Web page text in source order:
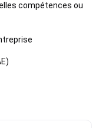
compétences ou